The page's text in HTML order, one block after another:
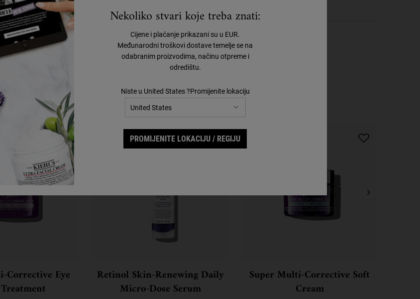
Upotpunite svoju rutinu
2
Corrective Eye
Korak 3
Retinol Skin-Renewing Daily
Micro-Dose Serum
Super Multi-Corrective Soft
Cream
Nekoliko stvari koje treba znati:
Cijene i plaćanje prikazani su u EUR.
Međunarodni troškovi dostave temelje se na
odabranim proizvodima, načinu otpreme i
odredištu.
Niste u United States ?Promijenite lokaciju
PROMIJENITE LOKACIJU / REGIJU